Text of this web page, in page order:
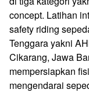
concept. Latihan
safety riding
Tenggara yakni
Cikarang, Jawa
mempersiapkan
mengendarai